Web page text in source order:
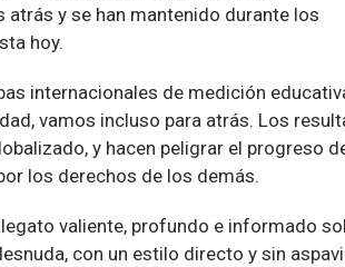
y se han mantenido durante los
hoy.
internacionales de medición
vamos incluso para atrás. Los
y hacen peligrar el progreso
los derechos de los demás.
valiente, profundo e informado
con un estilo directo y sin